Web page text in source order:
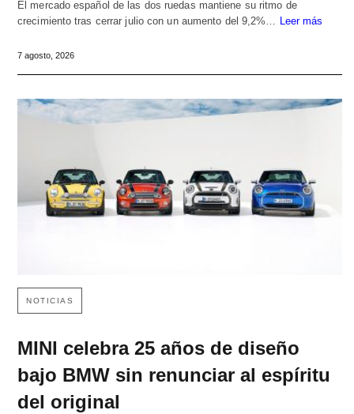
El mercado español de las dos ruedas mantiene su ritmo de
crecimiento tras cerrar julio con un aumento del 9,2%… Leer más
7 agosto, 2026
NOTICIAS
MINI celebra 25 años de diseño
bajo BMW sin renunciar al espíritu
del original